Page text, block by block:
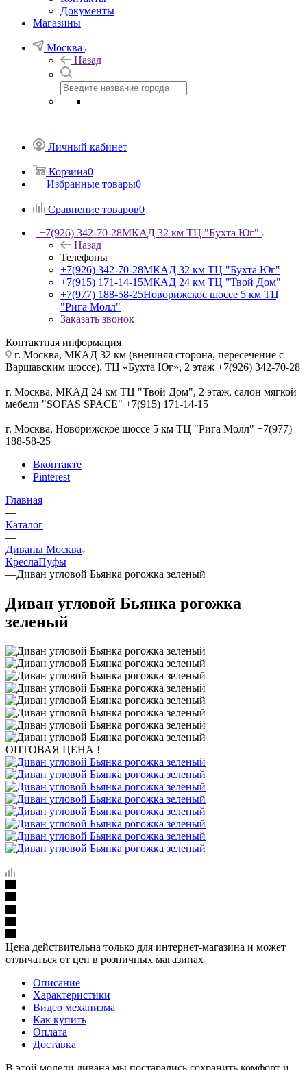
Документы
Магазины
Москва
Назад
Личный кабинет
Корзина0
Избранные товары0
Сравнение товаров0
+7(926) 342-70-28МКАД 32 км ТЦ "Бухта Юг"
Назад
Телефоны
+7(926) 342-70-28МКАД 32 км ТЦ "Бухта Юг"
+7(915) 171-14-15МКАД 24 км ТЦ "Твой Дом"
+7(977) 188-58-25Новорижское шоссе 5 км ТЦ
"Рига Молл"
Заказать звонок
Контактная информация
г. Москва, МКАД 32 км (внешняя сторона, пересечение с
Варшавским шоссе), ТЦ «Бухта Юг», 2 этаж +7(926) 342-70-28
г. Москва, МКАД 24 км ТЦ "Твой Дом", 2 этаж, салон мягкой
мебели "SOFAS SPACE" +7(915) 171-14-15
г. Москва, Новорижское шоссе 5 км ТЦ "Рига Молл" +7(977)
188-58-25
Вконтакте
Pinterest
Главная
—
Каталог
—
Диваны Москва
КреслаПуфы
—Диван угловой Бьянка рогожка зеленый
Диван угловой Бьянка рогожка
зеленый
ОПТОВАЯ ЦЕНА !
Цена действительна только для интернет-магазина и может
отличаться от цен в розничных магазинах
Описание
Характеристики
Видео механизма
Как купить
Оплата
Доставка
В этой модели дивана мы постарались сохранить комфорт и